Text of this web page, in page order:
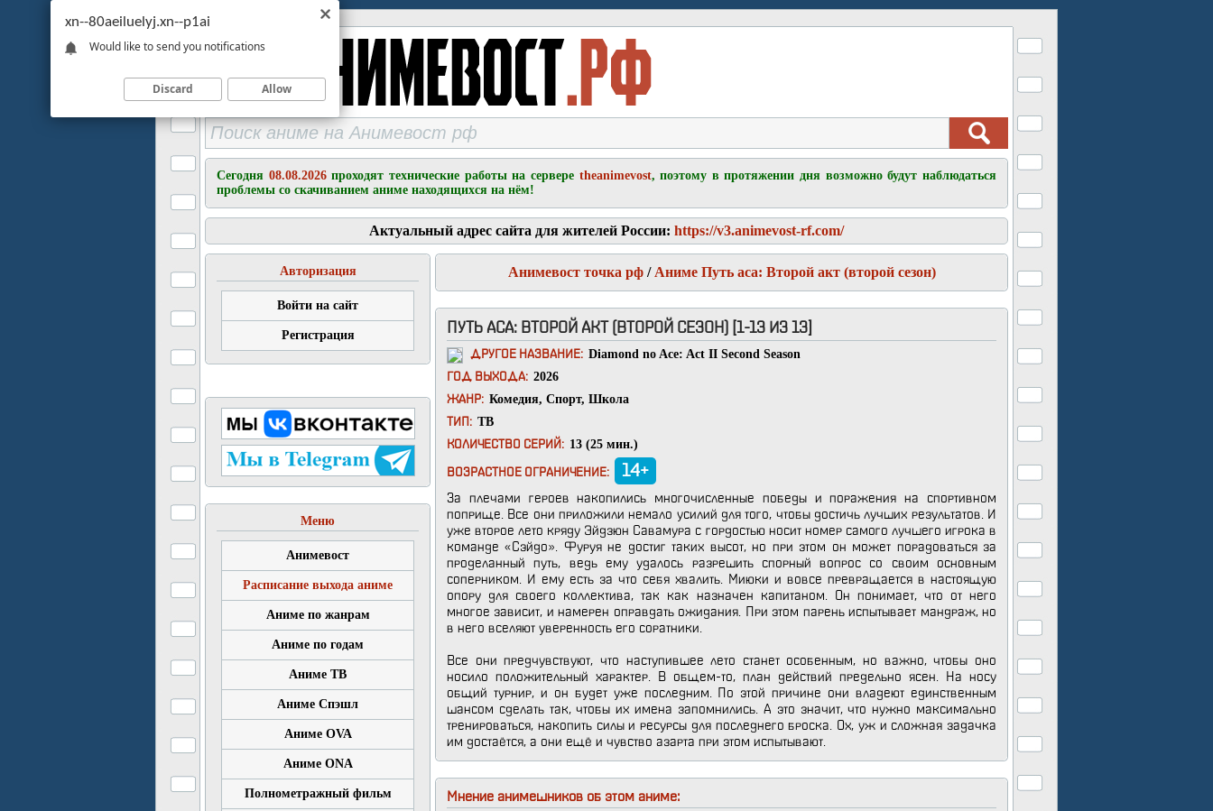
Сегодня 08.08.2026проходят технические работы на сервере theanimevost, поэтому в протяжении дня возможно будут наблюдаться
проблемы со скачиванием аниме находящихся на нём!
Актуальный адрес сайта для жителей России: https://v3.animevost-rf.com/
Авторизация
Войти на сайт
Регистрация
Меню
Анимевост
Расписание выхода аниме
Аниме по жанрам
Аниме по годам
Аниме ТВ
Аниме Спэшл
Аниме OVA
Аниме ONA
Полнометражный фильм
Анимевост точка рф/ Аниме Путь аса: Второй акт (второй сезон)
ПУТЬ АСА: ВТОРОЙ АКТ (ВТОРОЙ СЕЗОН) [1-13 ИЗ 13]
ДРУГОЕ НАЗВАНИЕ: Diamond no Ace: Act II Second Season
ГОД ВЫХОДА: 2026
ЖАНР: Комедия, Спорт, Школа
ТИП: ТВ
КОЛИЧЕСТВО СЕРИЙ: 13 (25 мин.)
ВОЗРАСТНОЕ ОГРАНИЧЕНИЕ: 14+
За плечами героев накопились многочисленные победы и поражения на спортивном
поприще. Все они приложили немало усилий для того, чтобы достичь лучших результатов. И
уже второе лето кряду Эйдзюн Савамура с гордостью носит номер самого лучшего игрока в
команде «Сэйдо». Фуруя не достиг таких высот, но при этом он может порадоваться за
проделанный путь, ведь ему удалось разрешить спорный вопрос со своим основным
соперником. И ему есть за что себя хвалить. Миюки и вовсе превращается в настоящую
опору для своего коллектива, так как назначен капитаном. Он понимает, что от него
многое зависит, и намерен оправдать ожидания. При этом парень испытывает мандраж, но
в него вселяют уверенность его соратники.
Все они предчувствуют, что наступившее лето станет особенным, но важно, чтобы оно
носило положительный характер. В общем-то, план действий предельно ясен. На носу
общий турнир, и он будет уже последним. По этой причине они владеют единственным
шансом сделать так, чтобы их имена запомнились. А это значит, что нужно максимально
тренироваться, накопить силы и ресурсы для последнего броска. Ох, уж и сложная задачка
им достаётся, а они ещё и чувство азарта при этом испытывают.
Мнение анимешников об этом аниме:
xn--80aeiluelyj.xn--p1ai
Would like to send you notifications
Discard Allow